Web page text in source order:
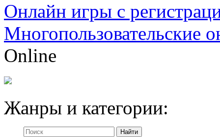
Онлайн игры с
Многопользовательские
Online
Жанры и категории: